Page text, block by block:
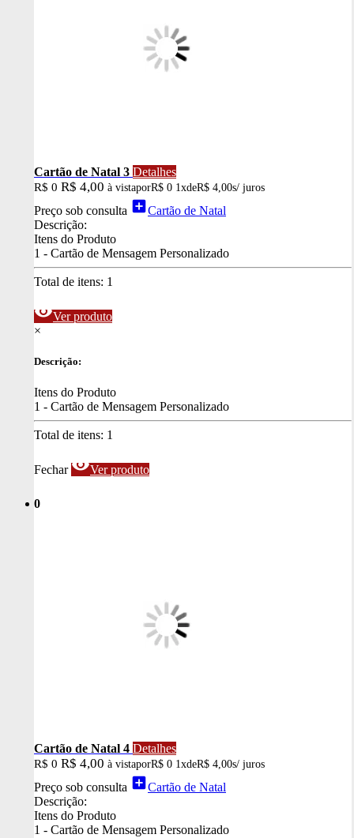
Cartão de Natal 3 Detalhes
R$ 0 R$ 4,00 à vistaporR$ 0 1xdeR$ 4,00s/ juros
Preço sob consulta add_boxCartão de Natal
Descrição:
Itens do Produto
1 - Cartão de Mensagem Personalizado
Total de itens: 1
visibilityVer produto
×
Descrição:
Itens do Produto
1 - Cartão de Mensagem Personalizado
Total de itens: 1
Fechar visibilityVer produto
0
Cartão de Natal 4 Detalhes
R$ 0 R$ 4,00 à vistaporR$ 0 1xdeR$ 4,00s/ juros
Preço sob consulta add_boxCartão de Natal
Descrição:
Itens do Produto
1 - Cartão de Mensagem Personalizado